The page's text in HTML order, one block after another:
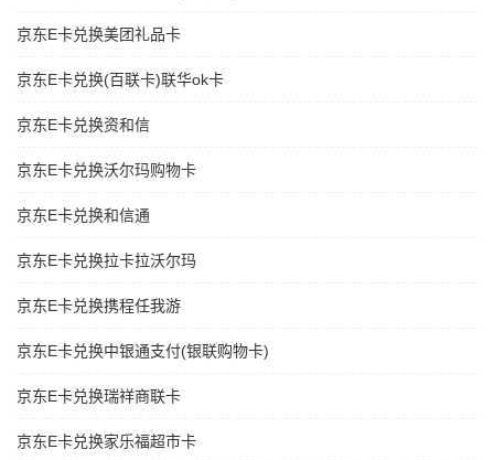
京东E卡兑换美团礼品卡
京东E卡兑换(百联卡)联华ok卡
京东E卡兑换资和信
京东E卡兑换沃尔玛购物卡
京东E卡兑换和信通
京东E卡兑换拉卡拉沃尔玛
京东E卡兑换携程任我游
京东E卡兑换中银通支付(银联购物卡)
京东E卡兑换瑞祥商联卡
京东E卡兑换家乐福超市卡